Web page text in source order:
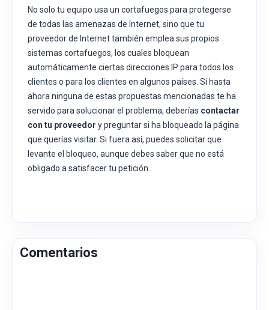
No solo tu equipo usa un cortafuegos para protegerse
de todas las amenazas de Internet, sino que tu
proveedor de Internet también emplea sus propios
sistemas cortafuegos, los cuales bloquean
automáticamente ciertas direcciones IP para todos los
clientes o para los clientes en algunos países. Si hasta
ahora ninguna de estas propuestas mencionadas te ha
servido para solucionar el problema, deberías contactar
con tu proveedor y preguntar si ha bloqueado la página
que querías visitar. Si fuera así, puedes solicitar que
levante el bloqueo, aunque debes saber que no está
obligado a satisfacer tu petición.
Comentarios